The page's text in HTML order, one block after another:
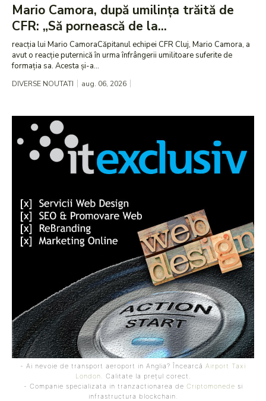
Mario Camora, după umilința trăită de
CFR: „Să pornească de la...
reacția lui Mario CamoraCăpitanul echipei CFR Cluj, Mario Camora, a
avut o reacție puternică în urma înfrângerii umilitoare suferite de
formația sa. Acesta și-a...
DIVERSE NOUTATI aug. 06, 2026
- Ai nevoie de transport aeroport in Anglia? Încearcă Airport Taxi
London . Calitate la prețul corect.
- Companie specializata in tranzactionarea de Criptomonede si
infrastructura blockchain.